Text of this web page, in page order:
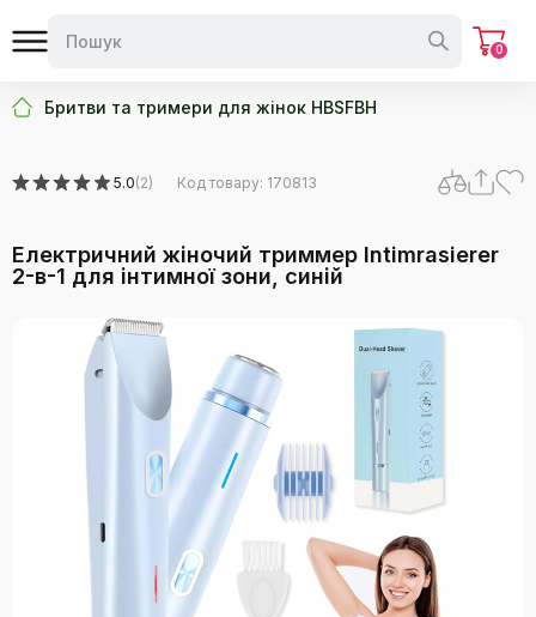
0
Бритви та тримери для жінок HBSFBH
5.0(2) Код товару: 170813
Електричний жіночий триммер Intimrasierer
2-в-1 для інтимної зони, синій